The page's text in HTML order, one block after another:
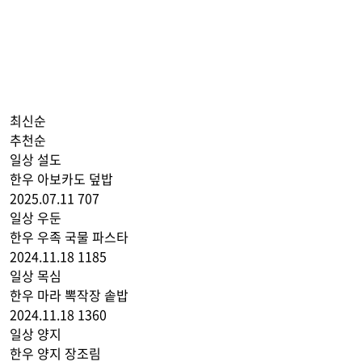
최신순
추천순
일상 설도
한우 아보카도 덮밥
2025.07.11 707
일상 우둔
한우 우족 국물 파스타
2024.11.18 1185
일상 목심
한우 마라 뽁작장 솥밥
2024.11.18 1360
일상 양지
한우 양지 장조림